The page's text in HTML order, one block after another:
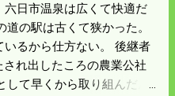
六日市温泉は広くて快適だ
道の駅は古くて狭かった。
いるから仕方ない。 後継者
され出したころの農業公社
して早くから取り組んだん